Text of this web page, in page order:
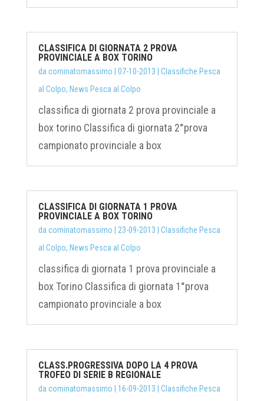
CLASSIFICA DI GIORNATA 2 PROVA
PROVINCIALE A BOX TORINO
da cominatomassimo 07-10-2013
Classifiche Pesca
al Colpo, News Pesca al Colpo
classifica di giornata 2 prova provinciale a
box torino Classifica di giornata 2°prova
campionato provinciale a box
CLASSIFICA DI GIORNATA 1 PROVA
PROVINCIALE A BOX TORINO
da cominatomassimo 23-09-2013
Classifiche Pesca
al Colpo, News Pesca al Colpo
classifica di giornata 1 prova provinciale a
box Torino Classifica di giornata 1°prova
campionato provinciale a box
CLASS.PROGRESSIVA DOPO LA 4 PROVA
TROFEO DI SERIE B REGIONALE
da cominatomassimo 16-09-2013
Classifiche Pesca